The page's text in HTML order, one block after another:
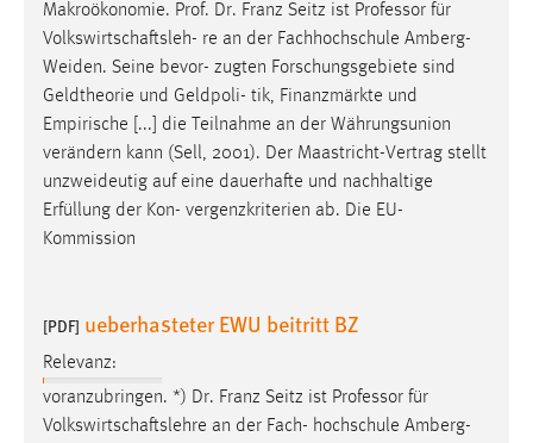
Makroökonomie. Prof. Dr. Franz Seitz ist Professor für
Volkswirtschaftsleh- re an der Fachhochschule Amberg-
Weiden. Seine bevor- zugten Forschungsgebiete sind
Geldtheorie und Geldpoli- tik, Finanzmärkte und
Empirische [...] die Teilnahme an der Währungsunion
verändern kann (Sell, 2001). Der Maastricht-Vertrag stellt
unzweideutig auf eine dauerhafte und nachhaltige
Erfüllung der Kon- vergenzkriterien ab. Die EU-
Kommission
[PDF] ueberhasteter EWU beitritt BZ
Relevanz:
voranzubringen. *) Dr. Franz Seitz ist Professor für
Volkswirtschaftslehre an der Fach- hochschule Amberg-